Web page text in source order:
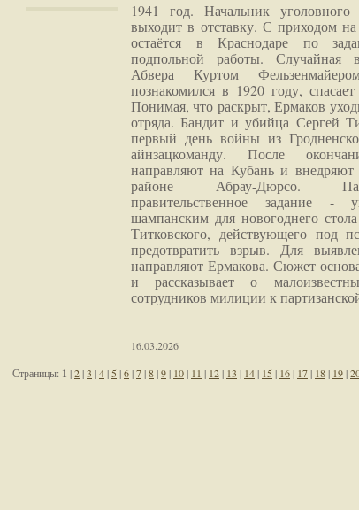
1941 год. Начальник
выходит в отставку. С приходом
остаётся в Краснодаре по
подпольной работы. Случайная
Абвера Куртом
познакомился в 1920 году,
Понимая, что раскрыт, Ермаков
отряда. Бандит и убийца Сергей
первый день войны из
айнзацкоманду. После
направляют на Кубань и внедряют
районе Абрау-Дюрсо.
правительственное задание -
шампанским для новогоднего стола
Титковского, действующего под
предотвратить взрыв. Для
направляют Ермакова. Сюжет
и рассказывает о
сотрудников милиции к
16.03.2026
Страницы: 1 |2|3 |4| 5 |6|7|8|9| 10| 11 | 12| 13 | 14| 15 | 16| 17| 18| 19|